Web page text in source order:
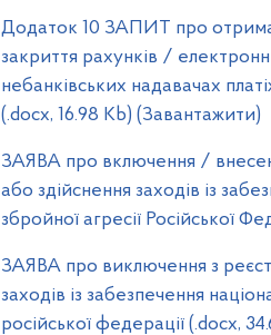
Додаток 10 ЗАПИТ про
закриття рахунків /
небанківських надавачах
(.docx, 16.98 Kb) (Завантажити)
ЗАЯВА про включення /
або здійснення заходів із
збройної агресії Російської
ЗАЯВА про виключення з
заходів із забезпечення
російської федерації (.docx,